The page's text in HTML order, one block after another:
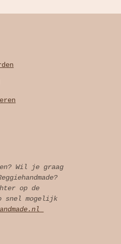
Wil je graag
op de
snel mogelijk